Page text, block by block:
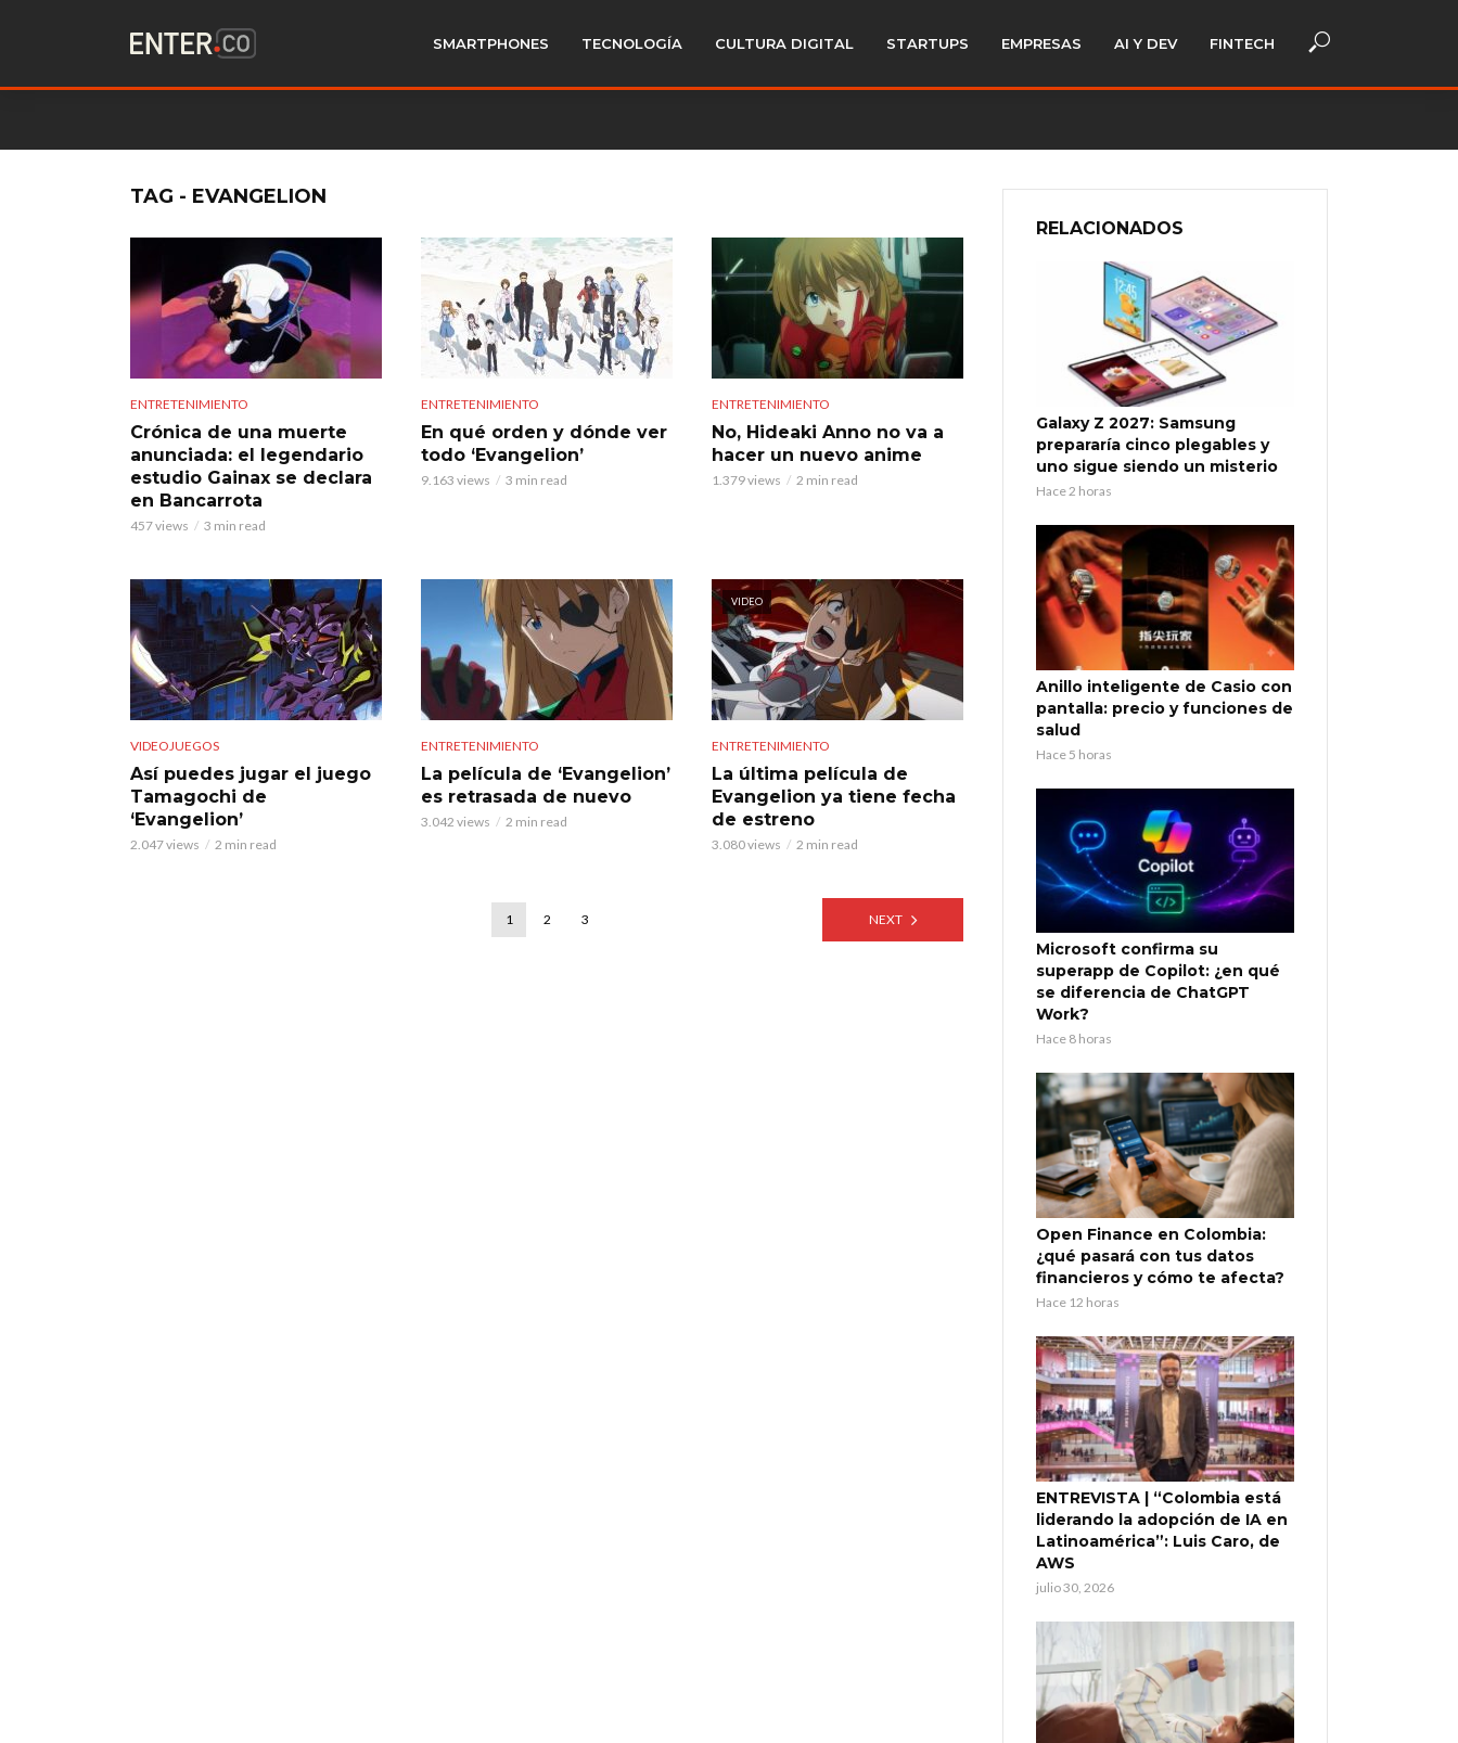
SMARTPHONES TECNOLOGÍA CULTURA DIGITAL STARTUPS EMPRESAS AI Y DEV FINTECH
TAG - EVANGELION
ENTRETENIMIENTO
Crónica de una muerte
anunciada: el legendario
estudio Gainax se declara
en Bancarrota
457 views 3 min read
ENTRETENIMIENTO
En qué orden y dónde ver
todo ‘Evangelion’
9.163 views 3 min read
ENTRETENIMIENTO
No, Hideaki Anno no va a
hacer un nuevo anime
1.379 views 2 min read
VIDEOJUEGOS
Así puedes jugar el juego
Tamagochi de
‘Evangelion’
2.047 views 2 min read
ENTRETENIMIENTO
La película de ‘Evangelion’
es retrasada de nuevo
3.042 views 2 min read
VIDEO
ENTRETENIMIENTO
La última película de
Evangelion ya tiene fecha
de estreno
3.080 views 2 min read
1 2 3 NEXT
RELACIONADOS
Galaxy Z 2027: Samsung
prepararía cinco plegables y
uno sigue siendo un misterio
Hace 2 horas
Anillo inteligente de Casio con
pantalla: precio y funciones de
salud
Hace 5 horas
Microsoft confirma su
superapp de Copilot: ¿en qué
se diferencia de ChatGPT
Work?
Hace 8 horas
Open Finance en Colombia:
¿qué pasará con tus datos
financieros y cómo te afecta?
Hace 12 horas
ENTREVISTA | “Colombia está
liderando la adopción de IA en
Latinoamérica”: Luis Caro, de
AWS
julio 30, 2026